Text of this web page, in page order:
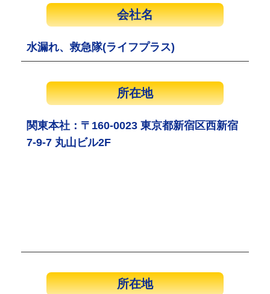
会社名
水漏れ、救急隊(ライフプラス)
所在地
関東本社：〒160-0023 東京都新宿区西新宿
7-9-7 丸山ビル2F
所在地